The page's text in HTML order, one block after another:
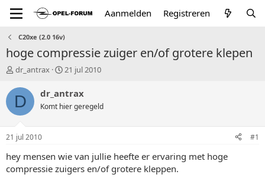
Aanmelden Registreren
C20xe (2.0 16v)
hoge compressie zuiger en/of grotere klepen
T
p
t
a
r
t
e
dr_antrax
S
a
r
t
u
m
21 jul 2010
D dr_antrax
Komt hier geregeld
21 jul 2010 #1
hey mensen wie van jullie heefte er ervaring met hoge
compressie zuigers en/of grotere kleppen.